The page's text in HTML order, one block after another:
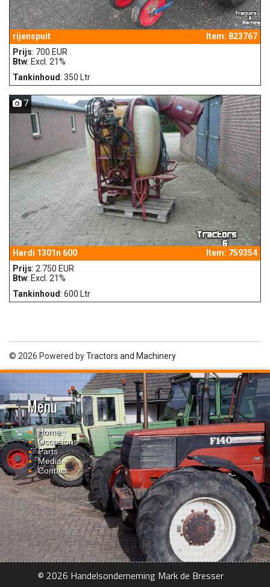
rijenspuit
Item: 823767
Prijs: 700 EUR
Btw: Excl. 21%
Tankinhoud: 350 Ltr
7
Hardi 1301n 600
Item: 759354
Prijs: 2.750 EUR
Btw: Excl. 21%
Tankinhoud: 600 Ltr
© 2026 Powered byTractors and Machinery
Menu
Home
Occasions
Parts
Media
Contact
© 2026 Handelsonderneming Mark de Bresser